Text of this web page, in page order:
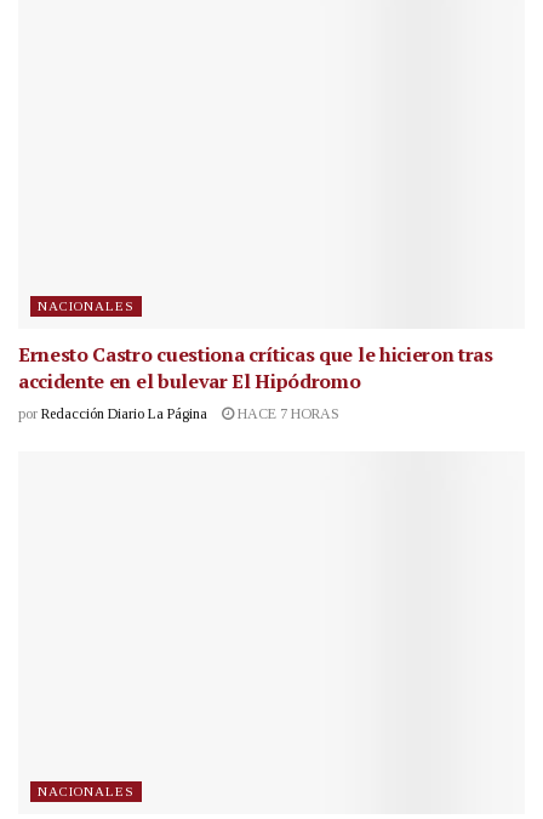
NACIONALES
Ernesto Castro cuestiona críticas que le hicieron tras
accidente en el bulevar El Hipódromo
por Redacción Diario La Página HACE 7 HORAS
NACIONALES